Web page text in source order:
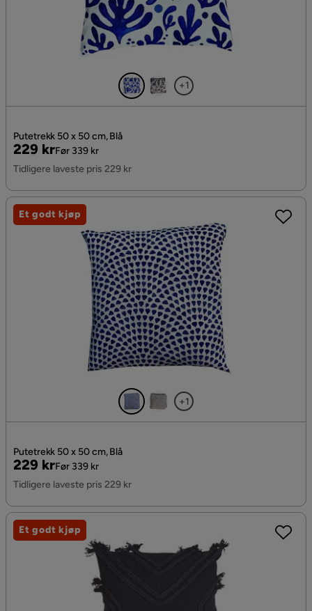
+1
Putetrekk 50 x 50 cm, Blå
Pris
229 kr
Original
Pris
Før 339 kr
Tidligere laveste pris 229 kr
+1
Putetrekk 50 x 50 cm, Blå
Pris
229 kr
Original
Pris
Før 339 kr
Tidligere laveste pris 229 kr
Et godt kjøp
Et godt kjøp